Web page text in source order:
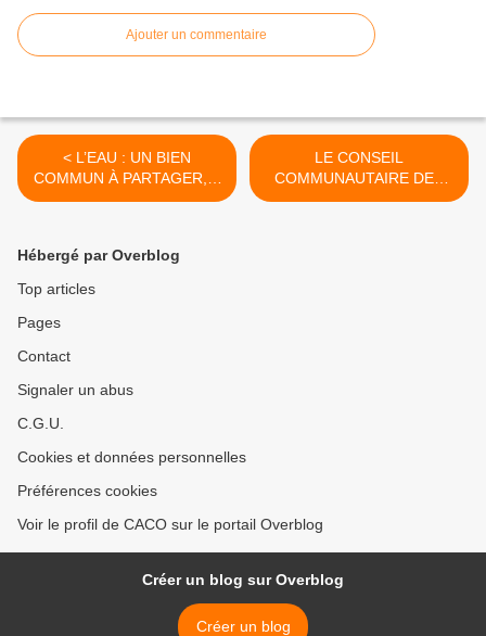
Ajouter un commentaire
< L’EAU : UN BIEN
COMMUN À PARTAGER, À
PROTÉGER
LE CONSEIL
COMMUNAUTAIRE DES
SABLES D’OLONNE
Hébergé par Overblog
Top articles
Pages
Contact
Signaler un abus
C.G.U.
Cookies et données personnelles
Préférences cookies
Voir le profil de CACO sur le portail Overblog
Créer un blog sur Overblog
Créer un blog